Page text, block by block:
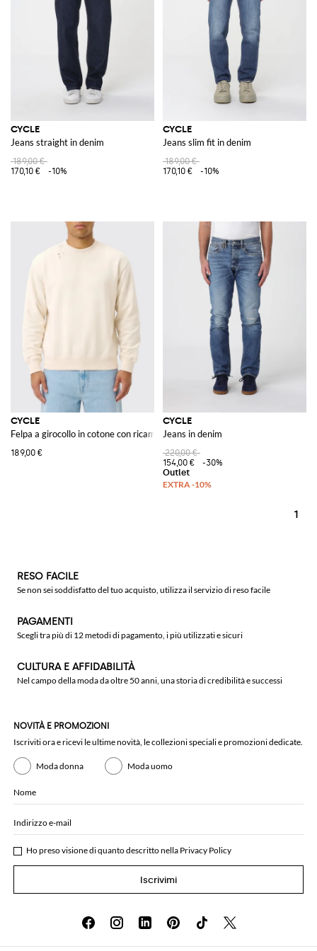
ispirare dalla vasta gamma di articoli disponibili. Acquistate dal nostro
store online per aggiungere un tocco di stile inconfondibile al vostro
guardaroba.
CYCLE
CYCLE
Jeans straight in denim
189,00 €
170,10 €
-10%
CYCLE
Jeans slim fit in denim
189,00 €
170,10 €
-10%
CYCLE
Felpa a girocollo in cotone con ricami
189,00 €
CYCLE
Jeans in denim
220,00 €
154,00 €
-30%
1
RESO FACILE
Se non sei soddisfatto del tuo acquisto, utilizza il servizio di reso facile
PAGAMENTI
Scegli tra più di 12 metodi di pagamento, i più utilizzati e sicuri
CULTURA E AFFIDABILITÀ
Nel campo della moda da oltre 50 anni, una storia di credibilità e successi
NOVITÀ E PROMOZIONI
Iscriviti ora e ricevi le ultime novità, le collezioni speciali e promozioni dedicate.
Moda donna Moda uomo
Nome
Indirizzo e-mail
Ho preso visione di quanto descritto nella Privacy Policy
Iscrivimi